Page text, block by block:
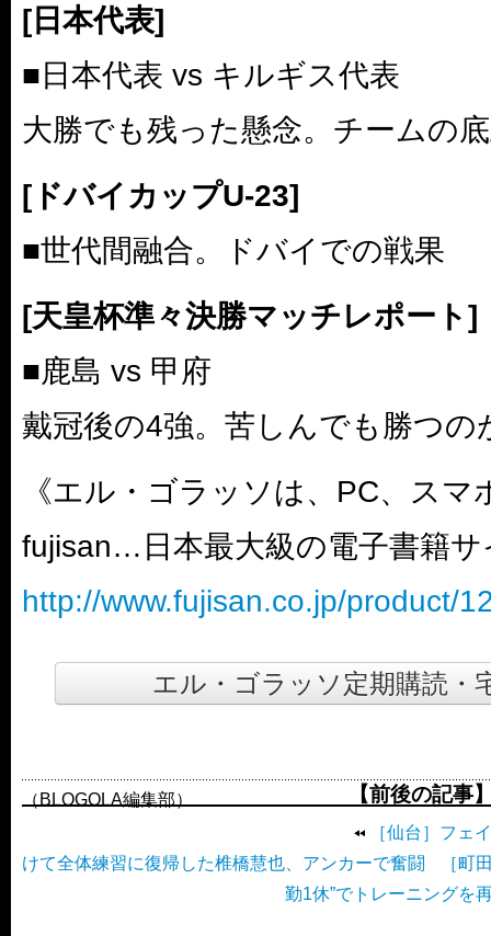
[日本代表]
■日本代表 vs キルギス代表
大勝でも残った懸念。チームの
[ドバイカップU-23]
■世代間融合。ドバイでの戦果
[天皇杯準々決勝マッチレポート]
■鹿島 vs 甲府
戴冠後の4強。苦しんでも勝つの
《エル・ゴラッソは、PC、スマ
fujisan…日本最大級の電子書籍サ
http://www.fujisan.co.jp/product/
エル・ゴラッソ定期購読・
（BLOGOLA編集部） 【前後の記事
［仙台］フェ
けて全体練習に復帰した椎橋慧也、アンカーで奮闘
［町
勤1休”でトレーニングを